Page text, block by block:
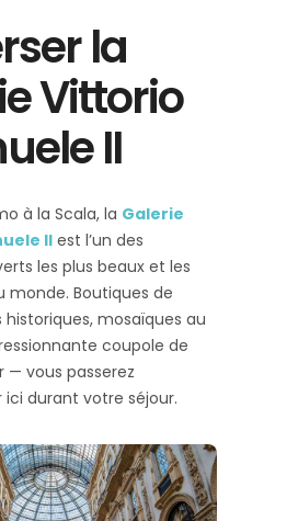
la
Vittorio
II
à la Scala, la Galerie
II est l’un des
les plus beaux et les
monde. Boutiques de
mosaïques au
coupole de
— vous passerez
durant votre séjour.